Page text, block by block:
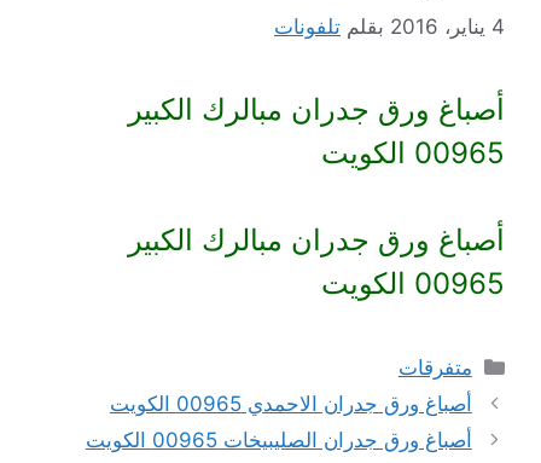
4 يناير، 2016 بقلم تلفونات
أصباغ ورق جدران مبالرك الكبير
00965 الكويت
أصباغ ورق جدران مبالرك الكبير
00965 الكويت
التصنيفات
متفرقات
أصباغ ورق جدران الاحمدي 00965 الكويت
أصباغ ورق جدران الصليبيخات 00965 الكويت